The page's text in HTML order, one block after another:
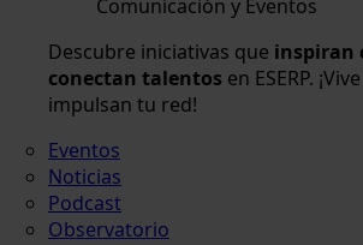
Comunicación y Eventos
Descubre iniciativas que inspiran
conectan talentos en ESERP.
impulsan tu red!
Eventos
Noticias
Podcast
Observatorio